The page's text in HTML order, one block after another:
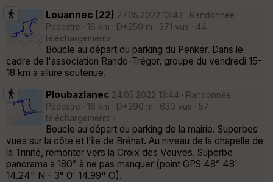
Louannec (22) 27.05.2022 13:43 · Randonnée
Pédestre · 16 km · D+250 m · 371 vus · 44
téléchargements ·
Boucle au départ du parking du Penker. Dans le
cadre de l'association Rando-Trégor, groupe du vendredi 15-
18 km à allure soutenue.
Ploubazlanec 24.05.2022 13:44 · Randonnée
Pédestre · 16 km · D+290 m · 630 vus · 57
téléchargements ·
Boucle au départ du parking de la mairie. Superbes
vues sur la côte et l'île de Bréhat. Au niveau de la chapelle de
la Trinité, remonter vers la Croix des Veuves. Superbe
panorama à 180° à ne pas manquer (point GPS 48° 48'
14.24" N - 3° 0' 14.99" O).